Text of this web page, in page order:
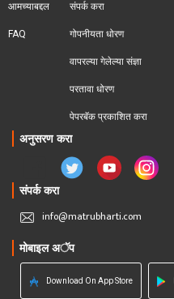
आमच्याबद्दल
FAQ
संपर्क करा
गोपनीयता धोरण
वापरल्या गेलेल्या संज्ञा
परतावा धोरण
पेपरबॅक प्रकाशित करा
अनुसरण करा
संपर्क करा
info@matrubharti.com
मोबाइल अॅप
Download On App Store